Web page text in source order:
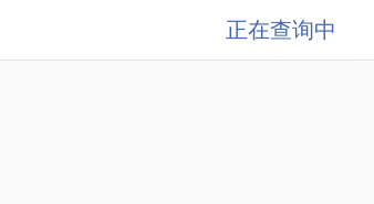
正在查询中